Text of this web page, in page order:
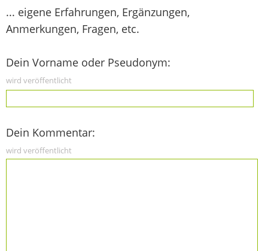
... eigene Erfahrungen, Ergänzungen,
Anmerkungen, Fragen, etc.
Dein Vorname oder Pseudonym:
wird veröffentlicht
Dein Kommentar:
wird veröffentlicht